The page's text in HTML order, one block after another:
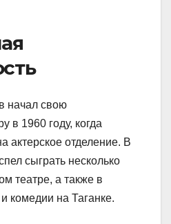
начал свою
в 1960 году, когда
актерское отделение. В
сыграть несколько
театре, а также в
комедии на Таганке.